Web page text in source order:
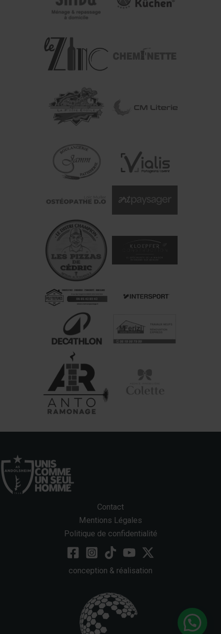
Contact
Mentions Légales
Politique de confidentialité
conception & réalisation